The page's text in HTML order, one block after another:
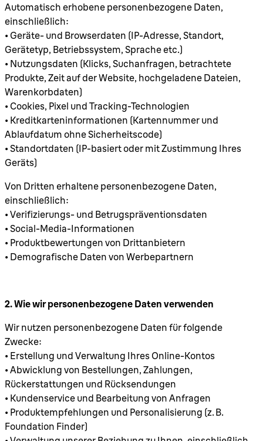
Automatisch erhobene personenbezogene Daten,
einschließlich:
• Geräte- und Browserdaten (IP-Adresse, Standort,
Gerätetyp, Betriebssystem, Sprache etc.)
• Nutzungsdaten (Klicks, Suchanfragen, betrachtete
Produkte, Zeit auf der Website, hochgeladene Dateien,
Warenkorbdaten)
• Cookies, Pixel und Tracking-Technologien
• Kreditkarteninformationen (Kartennummer und
Ablaufdatum ohne Sicherheitscode)
• Standortdaten (IP-basiert oder mit Zustimmung Ihres
Geräts)
Von Dritten erhaltene personenbezogene Daten,
einschließlich:
• Verifizierungs- und Betrugspräventionsdaten
• Social-Media-Informationen
• Produktbewertungen von Drittanbietern
• Demografische Daten von Werbepartnern
2. Wie wir personenbezogene Daten verwenden
Wir nutzen personenbezogene Daten für folgende
Zwecke:
• Erstellung und Verwaltung Ihres Online-Kontos
• Abwicklung von Bestellungen, Zahlungen,
Rückerstattungen und Rücksendungen
• Kundenservice und Bearbeitung von Anfragen
• Produktempfehlungen und Personalisierung (z. B.
Foundation Finder)